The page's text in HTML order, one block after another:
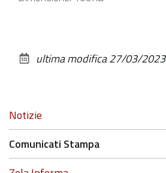
alle
documento
ultima modifica27/03/2023
Navigazione
Notizie
Comunicati Stampa